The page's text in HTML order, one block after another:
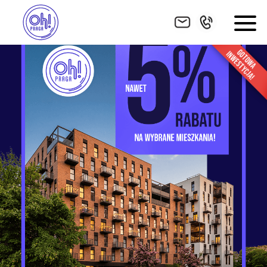
HOME
INWESTYCJA
ZNAJDŹ MIESZKANIE
POWIERZCHNIE DODATKOWE
GALERIA
LOKALIZACJA
WYKOŃCZENIE
FINANSOWANIE